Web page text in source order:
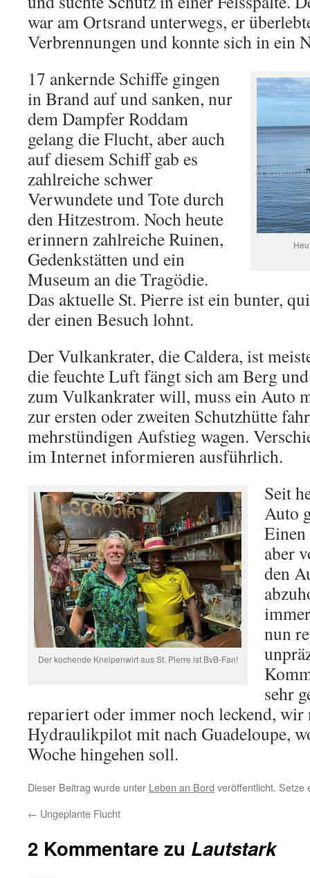
war am Ortsrand unterwegs, er
Verbrennungen und konnte sich in ein
17 ankernde Schiffe gingen
in Brand auf und sanken, nur
dem Dampfer Roddam
gelang die Flucht, aber auch
auf diesem Schiff gab es
zahlreiche schwer
Verwundete und Tote durch
den Hitzestrom. Noch heute
erinnern zahlreiche Ruinen,
Gedenkstätten und ein
Museum an die Tragödie.
Das aktuelle St. Pierre ist ein bunter,
der einen Besuch lohnt.
Der Vulkankrater, die Caldera, ist
die feuchte Luft fängt sich am Berg
zum Vulkankrater will, muss ein Auto
zur ersten oder zweiten Schutzhütte
mehrstündigen Aufstieg wagen.
im Internet informieren ausführlich.
Der kochende Kneipenwirt aus St. Pierre ist BvB-Fan!
Seit
Auto
Einen
aber
den
nun
sehr
repariert oder immer noch leckend, wir
Hydraulikpilot mit nach Guadeloupe,
Woche hingehen soll.
Dieser Beitrag wurde unter Leben an Bord veröffentlicht.
← Ungeplante Flucht
2 Kommentare zu Lautstark